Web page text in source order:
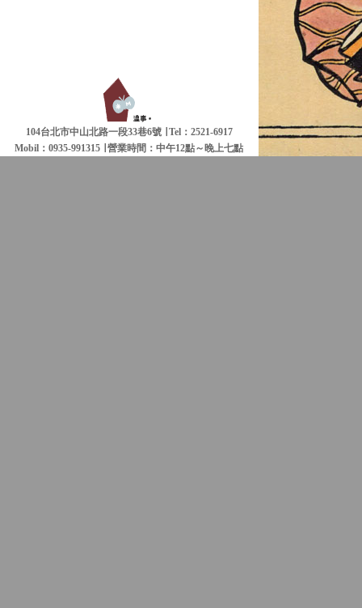
104台北市中山北路一段33巷6號 ∣ Tel：2521-6917
Mobil：0935-991315 ∣
營業時間：中午12點～晚上七點